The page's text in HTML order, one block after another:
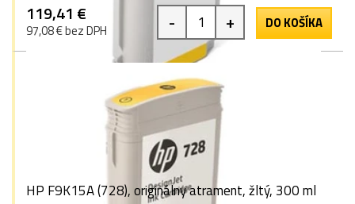
119,41 €
97,08 € bez DPH - + DO KOŠÍKA
HP F9K15A (728), originálny atrament, žltý, 300 ml